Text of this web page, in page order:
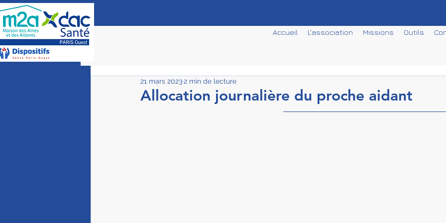
Accueil L'association Missions Outils
Allocation journalière du proche aidant
21 mars 20232 min de lecture